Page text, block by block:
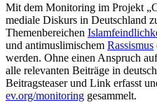
Mit dem Monitoring im Projekt
mediale Diskurs in Deutschland
Themenbereichen
und antimuslimischem Rassismus
werden. Ohne einen Anspruch
alle relevanten Beiträge in
Beitragsteaser und Link erfasst
ev.org/monitoring gesammelt.